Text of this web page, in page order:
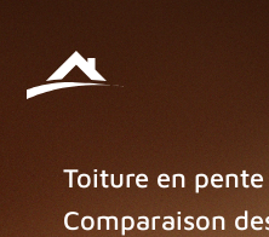
Toiture en
Comparaison